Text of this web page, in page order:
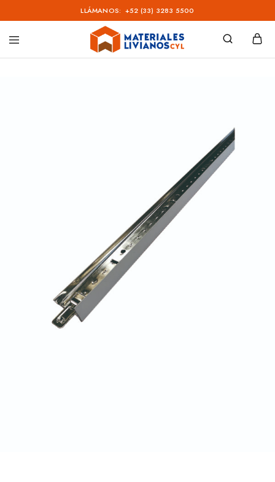
LLÁMANOS: +52 (33) 3283 5500
Materiales